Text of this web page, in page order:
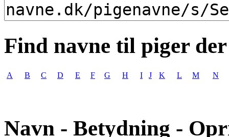
Find navne til piger
A B C D E F G H I J K L M N
Navn - Betydning -